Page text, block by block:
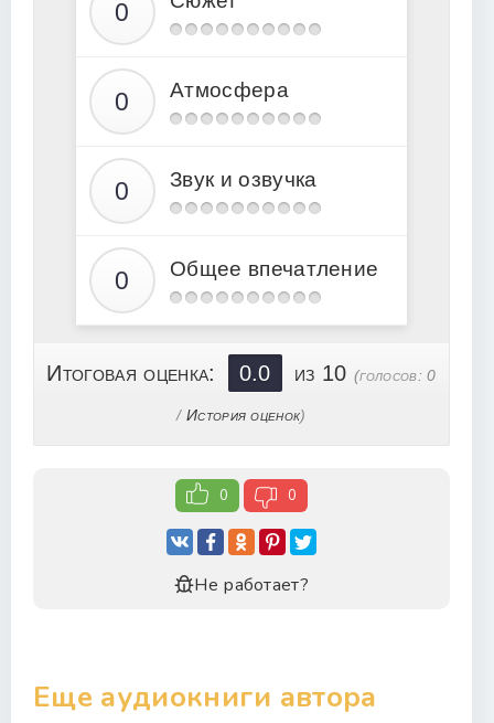
Атмосфера
Звук и озвучка
Общее впечатление
Итоговая оценка: 0.0 из 10(голосов:0
/ История оценок)
0 0
Не работает?
Еще аудиокниги автора